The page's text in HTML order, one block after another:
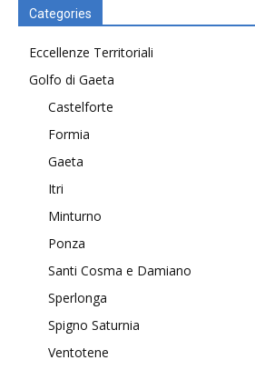
Categories
Eccellenze Territoriali
Golfo di Gaeta
Castelforte
Formia
Gaeta
Itri
Minturno
Ponza
Santi Cosma e Damiano
Sperlonga
Spigno Saturnia
Ventotene